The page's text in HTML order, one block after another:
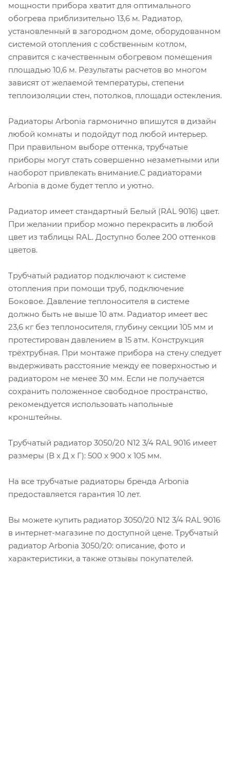
мощности прибора хватит для оптимального
обогрева приблизительно 13,6 м. Радиатор,
установленный в загородном доме, оборудованном
системой отопления с собственным котлом,
справится с качественным обогревом помещения
площадью 10,6 м. Результаты расчетов во многом
зависят от желаемой температуры, степени
теплоизоляции стен, потолков, площади остекления.
Радиаторы Arbonia гармонично впишутся в дизайн
любой комнаты и подойдут под любой интерьер.
При правильном выборе оттенка, трубчатые
приборы могут стать совершенно незаметными или
наоборот привлекать внимание.С радиаторами
Аrbonia в доме будет тепло и уютно.
Радиатор имеет стандартный Белый (RAL 9016) цвет.
При желании прибор можно перекрасить в любой
цвет из таблицы RAL. Доступно более 200 оттенков
цветов.
Трубчатый радиатор подключают к системе
отопления при помощи труб, подключение
Боковое. Давление теплоносителя в системе
должно быть не выше 10 атм. Радиатор имеет вес
23,6 кг без теплоносителя, глубину секции 105 мм и
протестирован давлением в 15 атм. Конструкция
трёхтрубная. При монтаже прибора на стену следует
выдерживать расстояние между ее поверхностью и
радиатором не менее 30 мм. Если не получается
сохранить положенное свободное пространство,
рекомендуется использовать напольные
кронштейны.
Трубчатый радиатор 3050/20 N12 3/4 RAL 9016 имеет
размеры (В x Д x Г): 500 x 900 x 105 мм.
На все трубчатые радиаторы бренда Аrbonia
предоставляется гарантия 10 лет.
Вы можете купить радиатор 3050/20 N12 3/4 RAL 9016
в интернет-магазине по доступной цене. Трубчатый
радиатор Arbonia 3050/20: описание, фото и
характеристики, а также отзывы покупателей.